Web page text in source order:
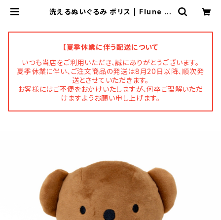
洗えるぬいぐるみ ボリス | Flune 文
【夏季休業に伴う配送について
いつも当店をご利用いただき、誠にありがとうございます。
夏季休業に伴い、ご注文商品の発送は8月20日以降、順次発
送とさせていただきます。
お客様にはご不便をおかけいたしますが、何卒ご理解いただ
けますようお願い申し上げます。